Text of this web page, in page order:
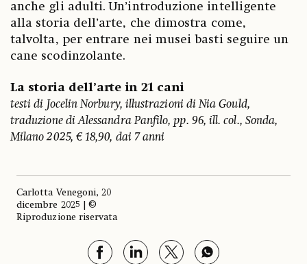
anche gli adulti. Un’introduzione intelligente
alla storia dell’arte, che dimostra come,
talvolta, per entrare nei musei basti seguire un
cane scodinzolante.
La storia dell’arte in 21 cani
testi di Jocelin Norbury, illustrazioni di Nia Gould,
traduzione di Alessandra Panfilo, pp. 96, ill. col., Sonda,
Milano 2025, € 18,90, dai 7 anni
Carlotta Venegoni, 20
dicembre 2025 | ©
Riproduzione riservata